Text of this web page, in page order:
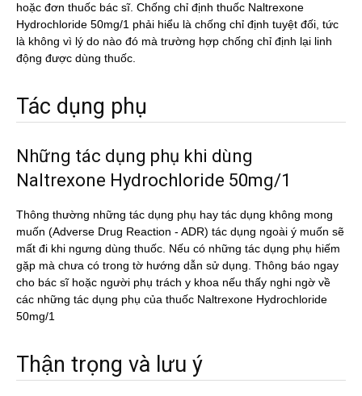
hoặc đơn thuốc bác sĩ. Chống chỉ định thuốc Naltrexone
Hydrochloride 50mg/1 phải hiểu là chống chỉ định tuyệt đối, tức
là không vì lý do nào đó mà trường hợp chống chỉ định lại linh
động được dùng thuốc.
Tác dụng phụ
Những tác dụng phụ khi dùng
Naltrexone Hydrochloride 50mg/1
Thông thường những tác dụng phụ hay tác dụng không mong
muốn (Adverse Drug Reaction - ADR) tác dụng ngoài ý muốn sẽ
mất đi khi ngưng dùng thuốc. Nếu có những tác dụng phụ hiếm
gặp mà chưa có trong tờ hướng dẫn sử dụng. Thông báo ngay
cho bác sĩ hoặc người phụ trách y khoa nếu thấy nghi ngờ về
các những tác dụng phụ của thuốc Naltrexone Hydrochloride
50mg/1
Thận trọng và lưu ý